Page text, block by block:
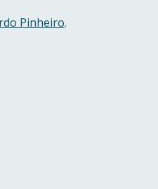
Pinheiro.